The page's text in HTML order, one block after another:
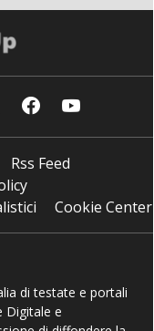
Rss Feed
Cookie Center
di testate e portali
Digitale e